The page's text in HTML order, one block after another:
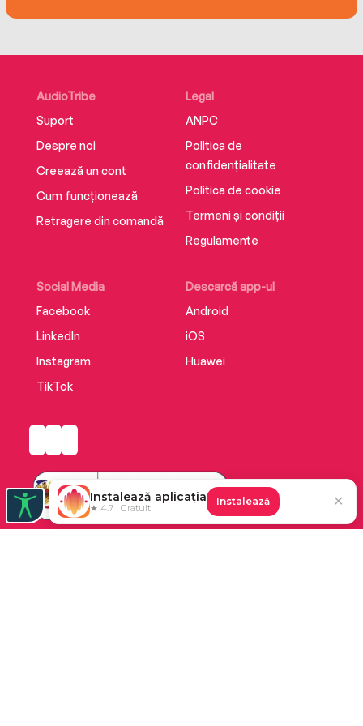
AudioTribe
Suport
Despre noi
Creează un cont
Cum funcționează
Retragere din comandă
Social Media
Facebook
LinkedIn
Instagram
TikTok
Descarcă app-ul
Android
iOS
Huawei
Legal
ANPC
Politica de
confidențialitate
Politica de cookie
Termeni și condiții
Regulamente
Instalează aplicația
★ 4.7 · Gratuit
Instalează ✕